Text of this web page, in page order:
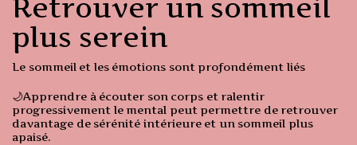
Retrouver un sommeil
plus serein
Le sommeil et les émotions sont profondément liés
🌙Apprendre à écouter son corps et ralentir
progressivement le mental peut permettre de retrouver
davantage de sérénité intérieure et un sommeil plus
apaisé.